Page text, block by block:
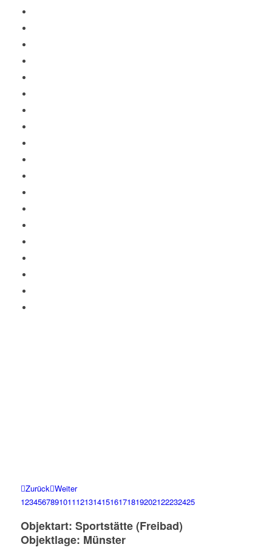
Zurück Weiter
12345678910111213141516171819202122232425
Objektart: Sportstätte (Freibad)
Objektlage: Münster